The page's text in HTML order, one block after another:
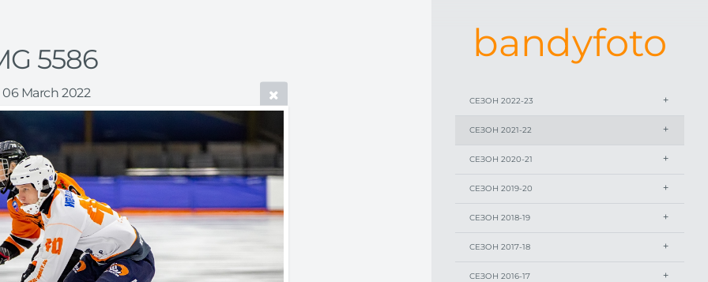
bandyfoto
СЕЗОН 2022-23
СЕЗОН 2021-22
СЕЗОН 2020-21
СЕЗОН 2019-20
СЕЗОН 2018-19
СЕЗОН 2017-18
СЕЗОН 2016-17
5586
06 March 2022